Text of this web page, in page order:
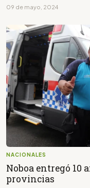
09 de mayo, 2024
NACIONALES
Noboa entregó 10
provincias